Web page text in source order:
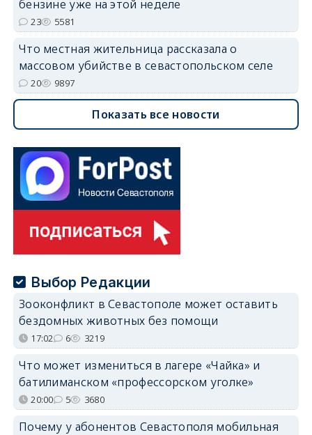
бензине уже на этой неделе
23 5581
Что местная жительница рассказала о
массовом убийстве в севастопольском селе
20 9897
Показать все новости
Выбор Редакции
Зооконфликт в Севастополе может оставить
бездомных животных без помощи
17:02 6 3219
Что может измениться в лагере «Чайка» и
батилиманском «профессорском уголке»
20:00 5 3680
Почему у абонентов Севастополя мобильная